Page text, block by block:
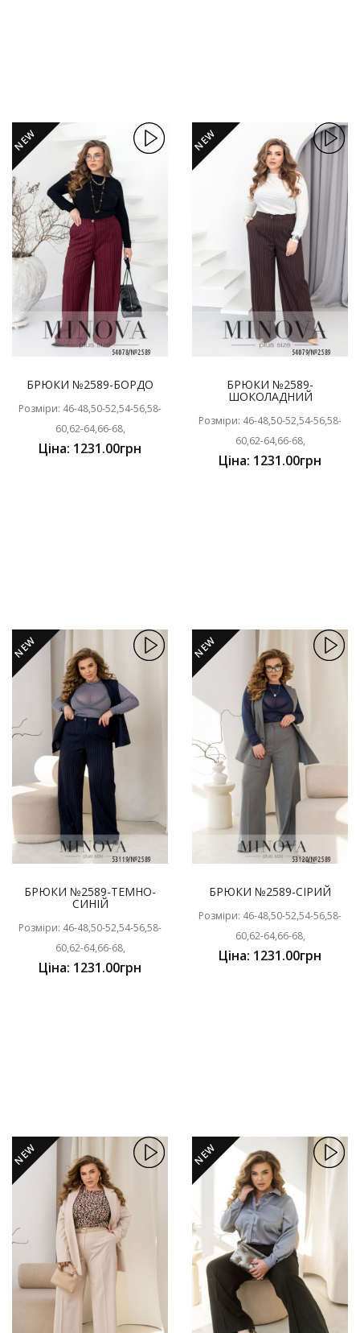
NEW
БРЮКИ №2589-БОРДО
Розміри: 46-48,50-52,54-56,58-
60,62-64,66-68,
Ціна: 1231.00грн
NEW
БРЮКИ №2589-
ШОКОЛАДНИЙ
Розміри: 46-48,50-52,54-56,58-
60,62-64,66-68,
Ціна: 1231.00грн
NEW
БРЮКИ №2589-ТЕМНО-
СИНІЙ
Розміри: 46-48,50-52,54-56,58-
60,62-64,66-68,
Ціна: 1231.00грн
NEW
БРЮКИ №2589-СІРИЙ
Розміри: 46-48,50-52,54-56,58-
60,62-64,66-68,
Ціна: 1231.00грн
NEW NEW